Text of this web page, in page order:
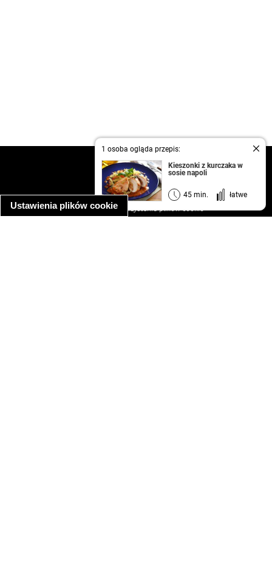
Ustawienia plików cookie
1 osoba ogląda przepis:
Kieszonki z kurczaka w
sosie napoli
45 min. łatwe
kontakt
regulamin
informacja o prywatności
informacja o wykorzystaniu plików cookie